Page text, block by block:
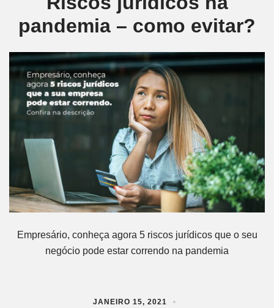
pandemia – como evitar?
Empresário, conheça agora 5 riscos jurídicos que o seu
negócio pode estar correndo na pandemia
JANEIRO 15, 2021